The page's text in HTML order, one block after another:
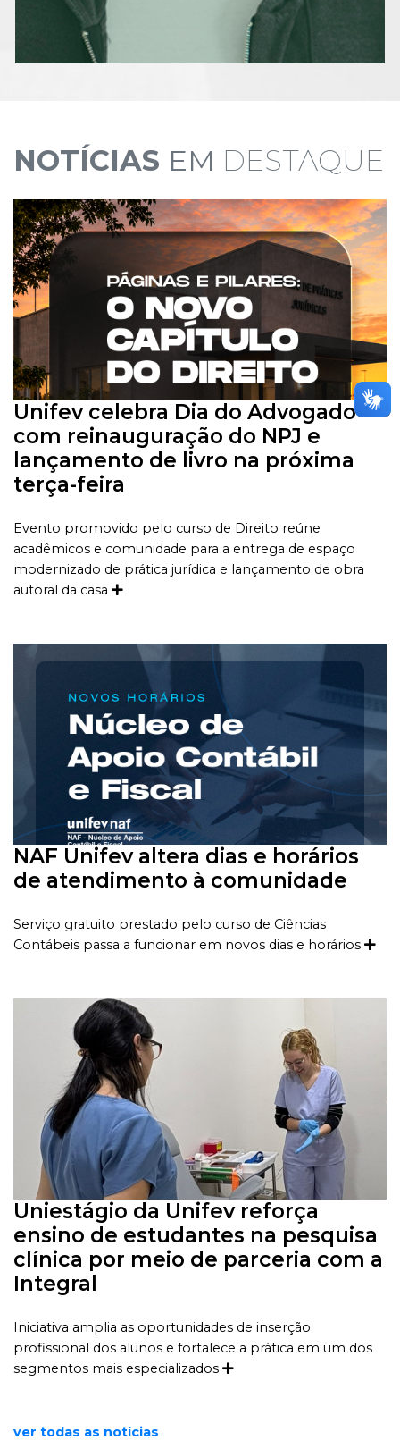
NOTÍCIAS EM DESTAQUE
Unifev celebra Dia do Advogado
com reinauguração do NPJ e
lançamento de livro na próxima
terça-feira
Evento promovido pelo curso de Direito reúne
acadêmicos e comunidade para a entrega de espaço
modernizado de prática jurídica e lançamento de obra
autoral da casa
NAF Unifev altera dias e horários
de atendimento à comunidade
Serviço gratuito prestado pelo curso de Ciências
Contábeis passa a funcionar em novos dias e horários
Uniestágio da Unifev reforça
ensino de estudantes na pesquisa
clínica por meio de parceria com a
Integral
Iniciativa amplia as oportunidades de inserção
profissional dos alunos e fortalece a prática em um dos
segmentos mais especializados
ver todas as notícias